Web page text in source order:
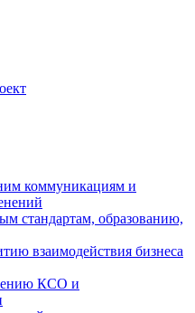
коммуникациям и
стандартам, образованию,
взаимодействия бизнеса
КСО и